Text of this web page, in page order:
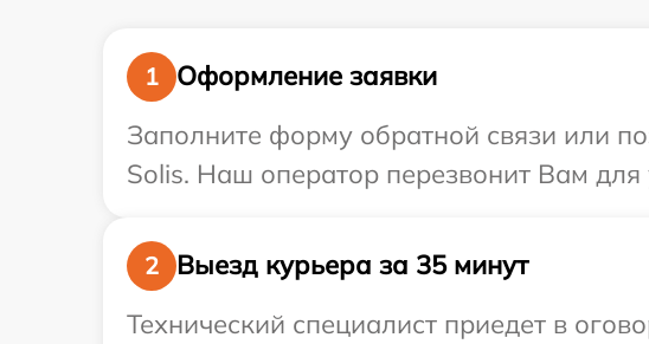
1
Оформление заявки
Заполните форму обратной связи или
Solis. Наш оператор перезвонит Вам для
2
Выезд курьера за 35 минут
Технический специалист приедет в